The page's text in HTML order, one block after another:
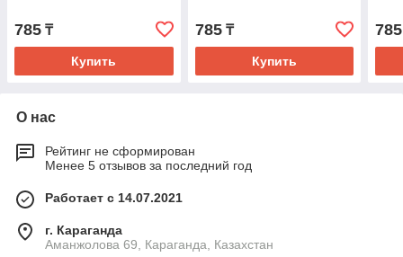
785 ₸
Купить
785₸
Купить
785
О нас
Рейтинг не сформирован
Менее 5 отзывов за последний год
Работает с 14.07.2021
г. Караганда
Аманжолова 69, Караганда, Казахстан